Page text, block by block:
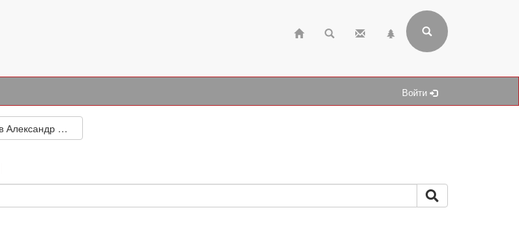
Войти
Арцибашев Александр Николаевич